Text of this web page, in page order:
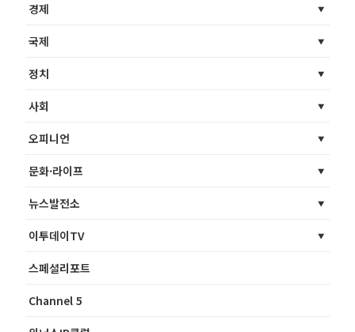
경제
국제
정치
사회
오피니언
문화·라이프
뉴스발전소
이투데이TV
스페셜리포트
Channel 5